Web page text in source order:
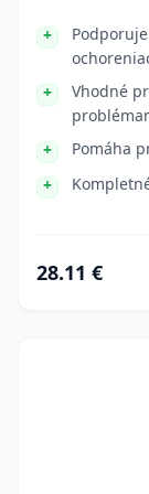
Vhodné
Pomáha
28.11 €